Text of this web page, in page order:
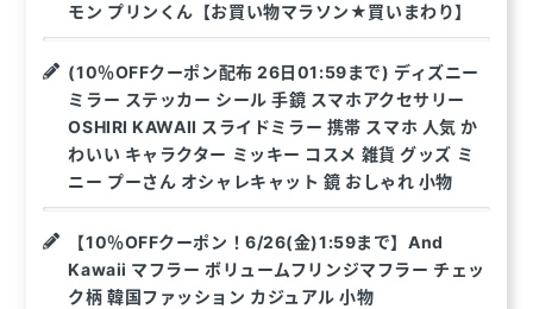
モン プリンくん【お買い物マラソン★買いまわり】
(10％OFFクーポン配布 26日01:59まで) ディズニー
ミラー ステッカー シール 手鏡 スマホアクセサリー
OSHIRI KAWAII スライドミラー 携帯 スマホ 人気 か
わいい キャラクター ミッキー コスメ 雑貨 グッズ ミ
ニー プーさん オシャレキャット 鏡 おしゃれ 小物
【10％OFFクーポン！6/26(金)1:59まで】And
Kawaii マフラー ボリュームフリンジマフラー チェッ
ク柄 韓国ファッション カジュアル 小物